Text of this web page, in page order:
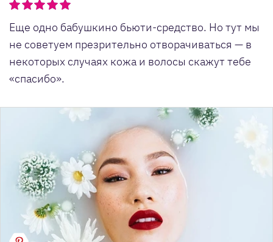
Еще одно бабушкино бьюти-средство. Но тут мы
не советуем презрительно отворачиваться — в
некоторых случаях кожа и волосы скажут тебе
«спасибо».